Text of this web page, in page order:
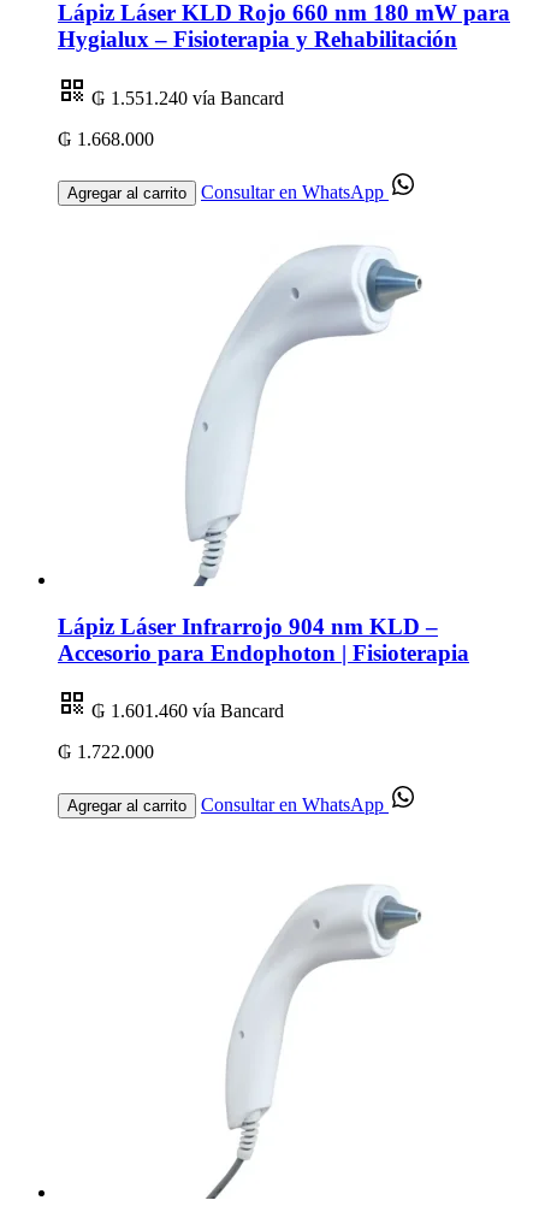
Lápiz Láser KLD Rojo 660 nm 180 mW para
Hygialux – Fisioterapia y Rehabilitación
₲ 1.551.240 vía Bancard
₲ 1.668.000
Agregar al carrito Consultar en WhatsApp
Lápiz Láser Infrarrojo 904 nm KLD –
Accesorio para Endophoton | Fisioterapia
₲ 1.601.460 vía Bancard
₲ 1.722.000
Agregar al carrito Consultar en WhatsApp